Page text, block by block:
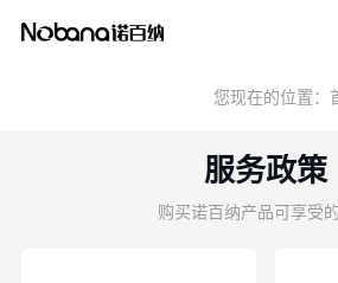
您现在的位置：
服务政策
购买诺百纳产品可享受